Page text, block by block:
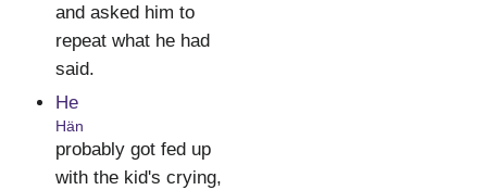
and asked him to
repeat what he had
said.
He
Hän
probably got fed up
with the kid's crying,